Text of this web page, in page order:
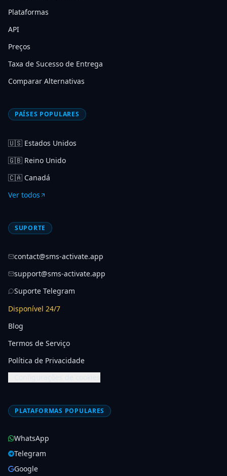
Plataformas
API
Preços
Taxa de Sucesso de Entrega
Comparar Alternativas
PAÍSES POPULARES
🇺🇸 Estados Unidos
🇬🇧 Reino Unido
🇨🇦 Canadá
Ver todos
SUPORTE
contact@sms-activate.app
support@sms-activate.app
Suporte Telegram
Disponível 24/7
Blog
Termos de Serviço
Política de Privacidade
PLATAFORMAS POPULARES
WhatsApp
Telegram
Google